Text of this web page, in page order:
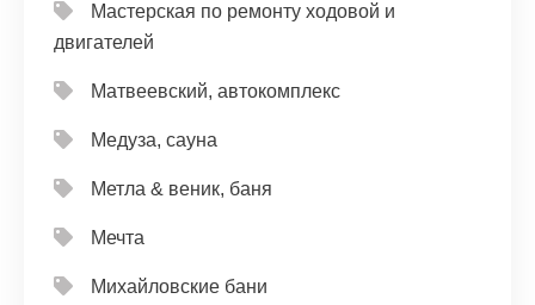
Мастерская по ремонту ходовой и
двигателей
Матвеевский, автокомплекс
Медуза, сауна
Метла & веник, баня
Мечта
Михайловские бани